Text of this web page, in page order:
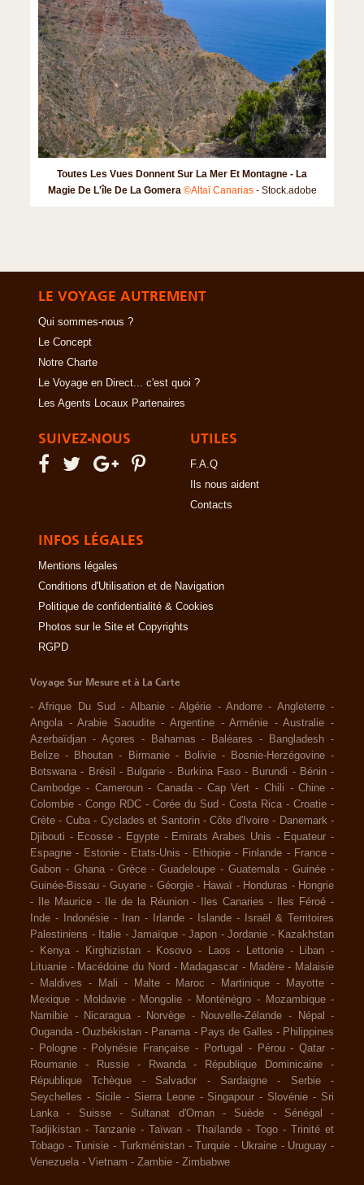
Toutes Les Vues Donnent Sur La Mer Et Montagne - La
Magie De L'île De La Gomera ©Altaï Canarias- Stock.adobe
LE VOYAGE AUTREMENT
Qui sommes-nous ?
Le Concept
Notre Charte
Le Voyage en Direct... c'est quoi ?
Les Agents Locaux Partenaires
SUIVEZ-NOUS UTILES
F.A.Q
Ils nous aident
Contacts
INFOS LÉGALES
Mentions légales
Conditions d'Utilisation et de Navigation
Politique de confidentialité & Cookies
Photos sur le Site et Copyrights
RGPD
Voyage Sur Mesure et à La Carte
-Afrique Du Sud - Albanie -Algérie -Andorre - Angleterre -
Angola -Arabie Saoudite -Argentine -Arménie -Australie -
Azerbaïdjan - Açores - Bahamas - Baléares - Bangladesh -
Belize - Bhoutan - Birmanie - Bolivie - Bosnie-Herzégovine -
Botswana - Brésil - Bulgarie - Burkina Faso - Burundi - Bénin -
Cambodge - Cameroun - Canada - Cap Vert - Chili -Chine -
Colombie - Congo RDC - Corée du Sud -Costa Rica -Croatie -
Crète - Cuba - Cyclades et Santorin -Côte d'Ivoire - Danemark -
Djibouti - Ecosse - Egypte - Emirats Arabes Unis - Equateur -
Espagne - Estonie - Etats-Unis - Ethiopie - Finlande - France -
Gabon - Ghana - Grèce - Guadeloupe - Guatemala - Guinée -
Guinée-Bissau - Guyane - Géorgie - Hawaï - Honduras - Hongrie
-
Ile Maurice - Ile de la Réunion - Iles Canaries - Iles Féroé -
Inde - Indonésie - Iran - Irlande - Islande -
Israël & Territoires
Palestiniens - Italie - Jamaïque - Japon - Jordanie - Kazakhstan
-
Kenya - Kirghizistan - Kosovo - Laos - Lettonie - Liban -
Lituanie - Macédoine du Nord - Madagascar - Madère - Malaisie
-
Maldives - Mali - Malte - Maroc - Martinique - Mayotte -
Mexique - Moldavie - Mongolie - Monténégro - Mozambique -
Namibie - Nicaragua - Norvège - Nouvelle-Zélande - Népal
-
Ouganda -Ouzbékistan - Panama - Pays de Galles - Philippines
-
Pologne - Polynésie Française - Portugal - Pérou -Qatar -
Roumanie
- Russie - Rwanda - République Dominicaine
-
République Tchèque
- Salvador - Sardaigne - Serbie
-
Seychelles - Sicile - Sierra Leone - Singapour - Slovénie - Sri
Lanka
- Suisse - Sultanat d'Oman - Suède - Sénégal
-
Tadjikistan -Tanzanie -Taïwan - Thaïlande - Togo - Trinité et
Tobago -Tunisie - Turkménistan -Turquie - Ukraine - Uruguay -
Venezuela - Vietnam - Zambie - Zimbabwe